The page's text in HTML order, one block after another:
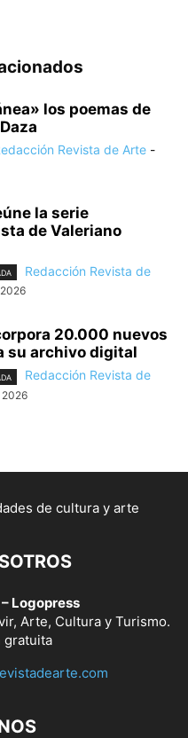
los poemas de
Revista de Arte -
la serie
de Valeriano
Redacción Revista de
20.000 nuevos
su archivo digital
Redacción Revista de
2026
Logopress
Arte, Cultura y Turismo.
gratuita